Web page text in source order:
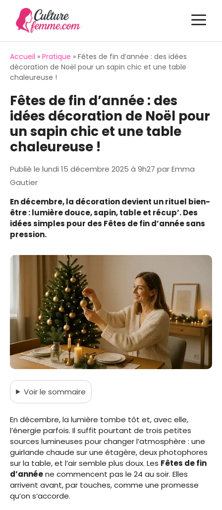
contenu
Accueil » Pratique » Fêtes de fin d’année : des idées
décoration de Noël pour un sapin chic et une table
chaleureuse !
Fêtes de fin d’année : des
idées décoration de Noël pour
un sapin chic et une table
chaleureuse !
Publié le lundi 15 décembre 2025 à 9h27 parEmma
Gautier
En décembre, la décoration devient un rituel bien-
être : lumière douce, sapin, table et récup’. Des
idées simples pour des Fêtes de fin d’année sans
pression.
Voirle sommaire
En décembre, la lumière tombe tôt et, avec elle,
l’énergie parfois. Il suffit pourtant de trois petites
sources lumineuses pour changer l’atmosphère : une
guirlande chaude sur une étagère, deux photophores
sur la table, et l’air semble plus doux. Les Fêtes de fin
d’annéene commencent pas le 24 au soir. Elles
arrivent avant, par touches, comme une promesse
qu’on s’accorde.